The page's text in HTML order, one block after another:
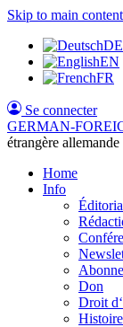
Skip to main content
DE
EN
FR
Se connecter
GERMAN-
étrangère
Home
Info
Don
Droit
Histoire